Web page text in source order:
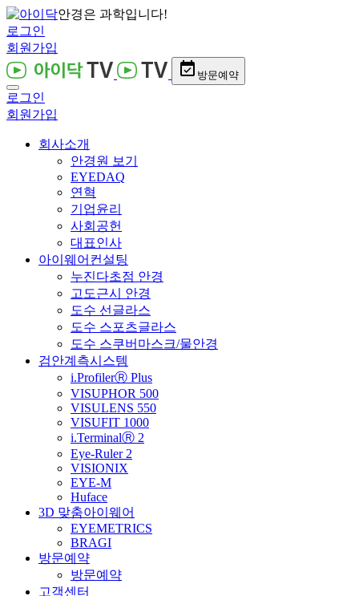
안경은 과학입니다!
로그인
회원가입
event_available 방문예약
로그인
회원가입
회사소개
안경원 보기
EYEDAQ
연혁
기업윤리
사회공헌
대표인사
아이웨어컨설팅
누진다초점 안경
고도근시 안경
도수 선글라스
도수 스포츠글라스
도수 스쿠버마스크/물안경
검안계측시스템
i.ProfilerⓇ Plus
VISUPHOR 500
VISULENS 550
VISUFIT 1000
i.TerminalⓇ 2
Eye-Ruler 2
VISIONIX
EYE-M
Huface
3D 맞춤아이웨어
EYEMETRICS
BRAGI
방문예약
방문예약
고객센터